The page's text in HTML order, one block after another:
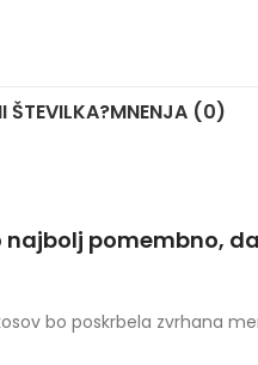
ŠTEVILKA?MNENJA (0)
pomembno,
bo poskrbela zvrhana